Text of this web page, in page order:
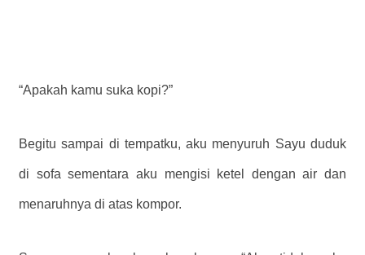
“Apakah kamu suka kopi?”
Begitu sampai di tempatku, aku menyuruh Sayu duduk
di sofa sementara aku mengisi ketel dengan air dan
menaruhnya di atas kompor.